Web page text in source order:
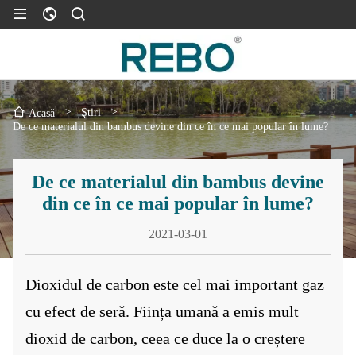
Acasă > Ştiri
>
De ce materialul din bambus devine din ce în ce mai popular în lume?
De ce materialul din bambus devine
din ce în ce mai popular în lume?
2021-03-01
Dioxidul de carbon este cel mai important gaz
cu efect de seră. Ființa umană a emis mult
dioxid de carbon, ceea ce duce la o creștere